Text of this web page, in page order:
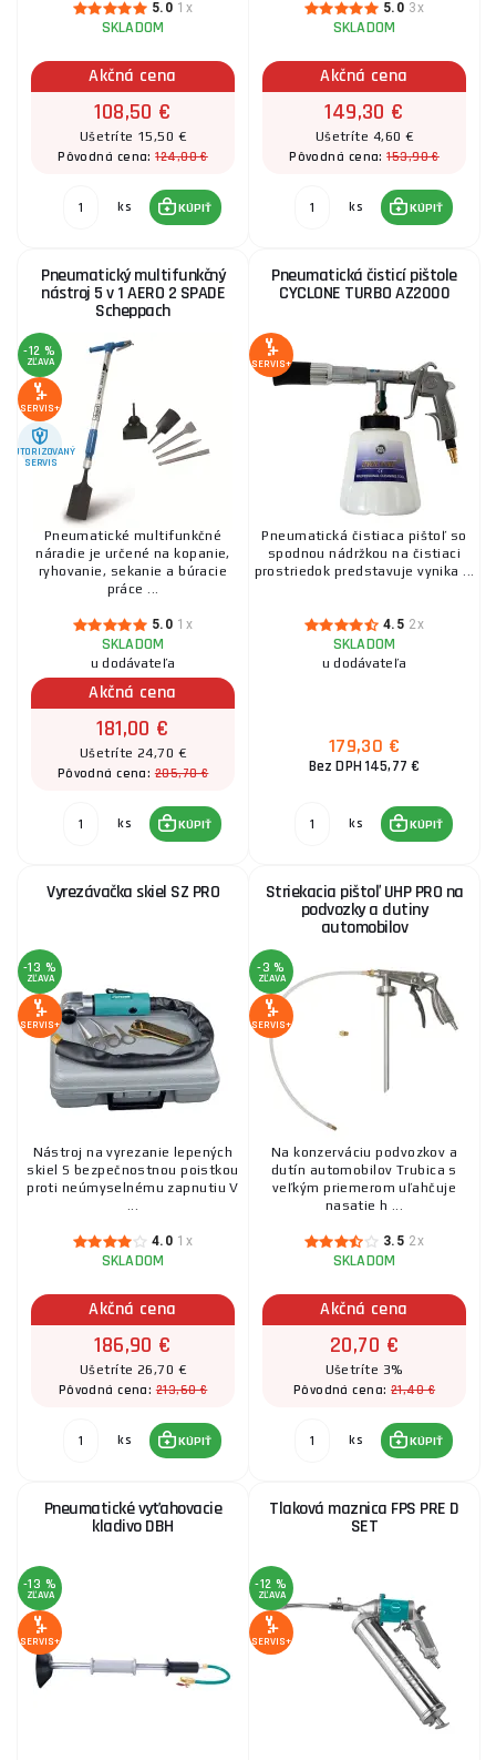
5.0 1x
SKLADOM
Akčná cena
108,50 €
Ušetríte 15,50 €
Pôvodná cena:124,00 €
ks KÚPIŤ
5.0 3x
SKLADOM
Akčná cena
149,30 €
Ušetríte 4,60 €
Pôvodná cena:153,90 €
ks KÚPIŤ
Pneumatický multifunkčný
nástroj 5 v 1 AERO 2 SPADE
Scheppach
-12 %
ZĽAVA
SERVIS+
AUTORIZOVANÝ
SERVIS
Pneumatické multifunkčné
náradie je určené na kopanie,
ryhovanie, sekanie a búracie
práce ...
5.0 1x
SKLADOM
u dodávateľa
Akčná cena
181,00 €
Ušetríte 24,70 €
Pôvodná cena:205,70 €
ks KÚPIŤ
Pneumatická čisticí pištole
CYCLONE TURBO AZ2000
SERVIS+
Pneumatická čistiaca pištoľ so
spodnou nádržkou na čistiaci
prostriedok predstavuje vynika ...
4.5 2x
SKLADOM
u dodávateľa
179,30 €
Bez DPH 145,77 €
ks KÚPIŤ
Vyrezávačka skiel SZ PRO
-13 %
ZĽAVA
SERVIS+
Nástroj na vyrezanie lepených
skiel S bezpečnostnou poistkou
proti neúmyselnému zapnutiu V
...
4.0 1x
SKLADOM
Akčná cena
186,90 €
Ušetríte 26,70 €
Pôvodná cena:213,60 €
ks KÚPIŤ
Striekacia pištoľ UHP PRO na
podvozky a dutiny
automobilov
-3 %
ZĽAVA
SERVIS+
Na konzerváciu podvozkov a
dutín automobilov Trubica s
veľkým priemerom uľahčuje
nasatie h ...
3.5 2x
SKLADOM
Akčná cena
20,70 €
Ušetríte 3%
Pôvodná cena:21,40 €
ks KÚPIŤ
Pneumatické vyťahovacie
kladivo DBH
-13 %
ZĽAVA
SERVIS+
Tlaková maznica FPS PRE D
SET
-12 %
ZĽAVA
SERVIS+